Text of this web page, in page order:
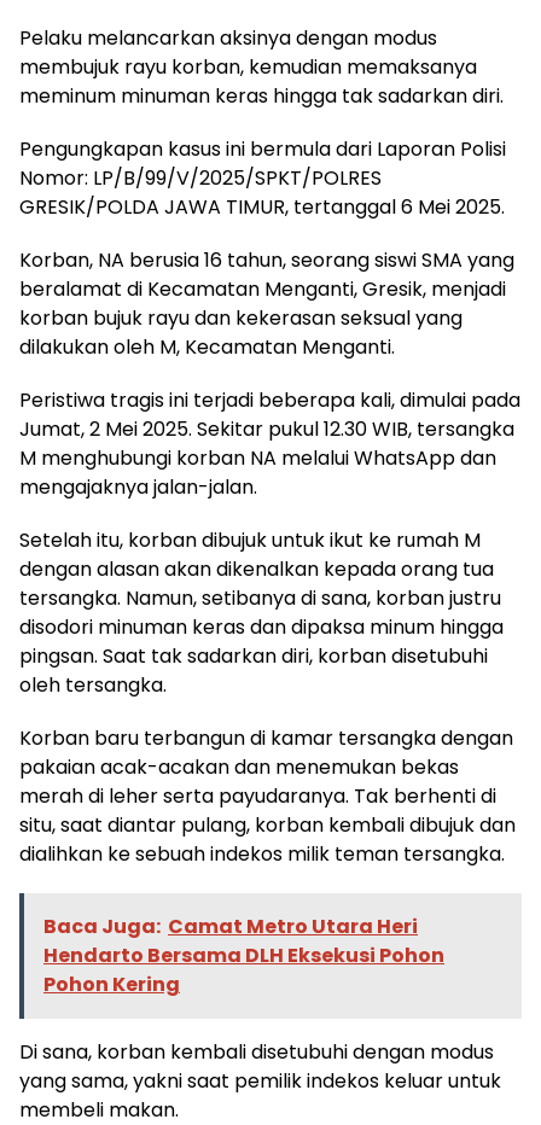
Pelaku melancarkan aksinya dengan modus
membujuk rayu korban, kemudian memaksanya
meminum minuman keras hingga tak sadarkan diri.
Pengungkapan kasus ini bermula dari Laporan Polisi
Nomor: LP/B/99/V/2025/SPKT/POLRES
GRESIK/POLDA JAWA TIMUR, tertanggal 6 Mei 2025.
Korban, NA berusia 16 tahun, seorang siswi SMA yang
beralamat di Kecamatan Menganti, Gresik, menjadi
korban bujuk rayu dan kekerasan seksual yang
dilakukan oleh M, Kecamatan Menganti.
Peristiwa tragis ini terjadi beberapa kali, dimulai pada
Jumat, 2 Mei 2025. Sekitar pukul 12.30 WIB, tersangka
M menghubungi korban NA melalui WhatsApp dan
mengajaknya jalan-jalan.
Setelah itu, korban dibujuk untuk ikut ke rumah M
dengan alasan akan dikenalkan kepada orang tua
tersangka. Namun, setibanya di sana, korban justru
disodori minuman keras dan dipaksa minum hingga
pingsan. Saat tak sadarkan diri, korban disetubuhi
oleh tersangka.
Korban baru terbangun di kamar tersangka dengan
pakaian acak-acakan dan menemukan bekas
merah di leher serta payudaranya. Tak berhenti di
situ, saat diantar pulang, korban kembali dibujuk dan
dialihkan ke sebuah indekos milik teman tersangka.
Baca Juga: Camat Metro Utara Heri
Hendarto Bersama DLH Eksekusi Pohon
Pohon Kering
Di sana, korban kembali disetubuhi dengan modus
yang sama, yakni saat pemilik indekos keluar untuk
membeli makan.